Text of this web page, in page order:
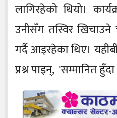
लागिरहेको थियो।
उनीसँग तस्विर
गर्दै आइरहेका थिए।
प्रश्न पाइन्, 'सम्मानित